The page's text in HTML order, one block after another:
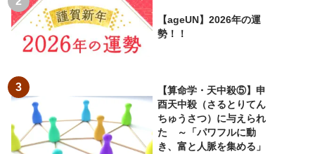
【ageUN】2026年の運
勢！！
【算命学・天中殺⑤】申
酉天中殺（さるとりてん
ちゅうさつ）に与えられ
た ～「パワフルに動
き、富と人脈を集める」